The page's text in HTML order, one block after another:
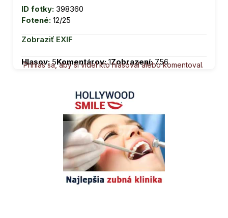
ID fotky: 398360
Fotené: 12/25
Zobraziť EXIF
Hlasov:5Komentárov:1Zobrazení:756
Prihlás sa, aby si videl kto hlasoval alebo komentoval.